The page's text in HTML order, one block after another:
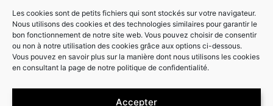
Les cookies sont de petits fichiers qui sont stockés sur votre navigateur.
Nous utilisons des cookies et des technologies similaires pour garantir le
bon fonctionnement de notre site web. Vous pouvez choisir de consentir
ou non à notre utilisation des cookies grâce aux options ci-dessous.
Vous pouvez en savoir plus sur la manière dont nous utilisons les cookies
en consultant la page de notre politique de confidentialité.
Accepter
Paiement sécurisé